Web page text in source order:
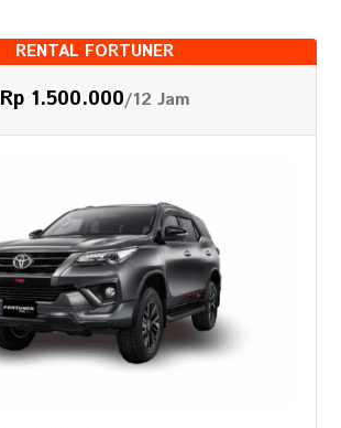
RENTAL FORTUNER
Rp 1.500.000/12 Jam